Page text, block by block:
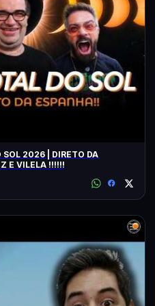
SOL 2026 | DIRETO DA
E VILELA !!!!!!